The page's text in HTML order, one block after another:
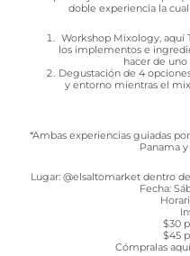
doble experiencia la
Workshop Mixology, aquí
los implementos e
hacer de
Degustación de 4
y entorno mientras el
*Ambas experiencias guiadas
Panama
Lugar: @elsaltomarket dentro
Fecha:
$30
$45
Cómpralas